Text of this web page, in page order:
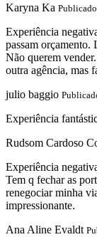
Karyna Ka
Experiência
passam orçamento.
Não querem
outra agência, mas
julio baggio
Experiência
Rudsom Cardoso
Experiência
Tem q fechar as
renegociar minha
impressionante.
Ana Aline Evaldt